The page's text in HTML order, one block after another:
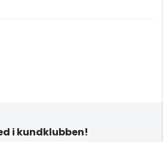
i kundklubben!